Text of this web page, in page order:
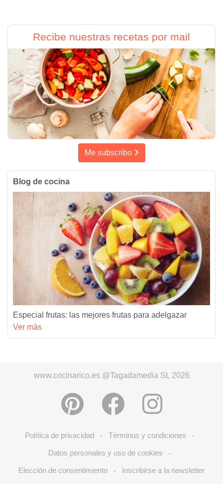
Recibe nuestras recetas por mail
Me subscribo
Blog de cocina
Especial frutas: las mejores frutas para adelgazar
Ver màs
www.cocinarico.es @Tagadamedia SL 2026
Política de privacidad - Términos y condiciones -
Datos personales y uso de cookies -
Elección de consentimiento - Inscribirse a la newsletter